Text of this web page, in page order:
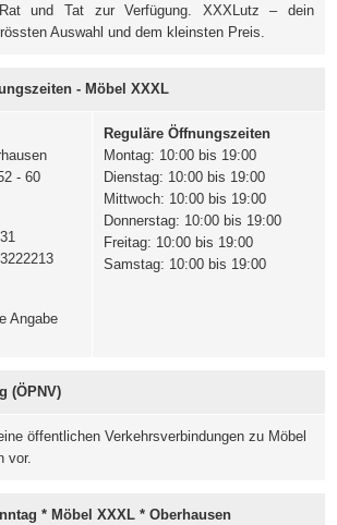
und Tat zur Verfügung. XXXLutz – dein
Auswahl und dem kleinsten Preis.
- Möbel XXXL
- 60
Angabe
Reguläre Öffnungszeiten
Montag: 10:00 bis 19:00
Dienstag: 10:00 bis 19:00
Mittwoch: 10:00 bis 19:00
Donnerstag: 10:00 bis 19:00
Freitag: 10:00 bis 19:00
Samstag: 10:00 bis 19:00
(ÖPNV)
öffentlichen Verkehrsverbindungen zu Möbel
vor.
* Möbel XXXL * Oberhausen